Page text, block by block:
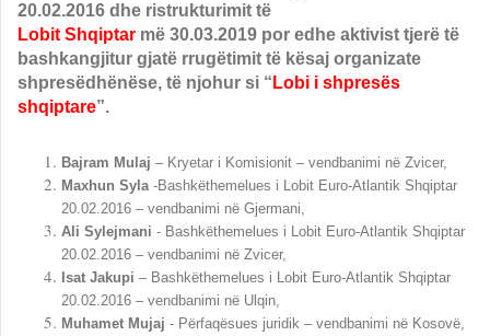
20.02.2016 dhe ristrukturimit të
Lobit Shqiptar më 30.03.2019 por edhe aktivist tjerë të
bashkangjitur gjatë rrugëtimit të kësaj organizate
shpresëdhënëse, të njohur si “ Lobi i shpresës
shqiptare”.
Bajram Mulaj – Kryetar i Komisionit – vendbanimi në Zvicer,
Maxhun Syla -Bashkëthemelues i Lobit Euro-Atlantik Shqiptar
20.02.2016 – vendbanimi në Gjermani,
Ali Sylejmani - Bashkëthemelues i Lobit Euro-Atlantik Shqiptar
20.02.2016 – vendbanimi në Zvicer,
Isat Jakupi – Bashkëthemelues i Lobit Euro-Atlantik Shqiptar
20.02.2016 – vendbanimi në Ulqin,
Muhamet Mujaj - Përfaqësues juridik – vendbanimi në Kosovë,